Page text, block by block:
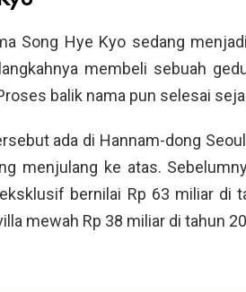
Song Hye Kyo sedang
membeli sebuah
balik nama pun selesai
ada di Hannam-dong
menjulang ke atas.
bernilai Rp 63 miliar di
mewah Rp 38 miliar di tahun